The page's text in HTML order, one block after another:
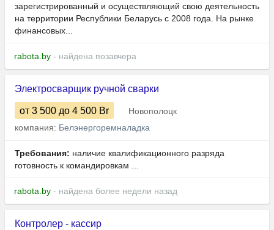
зарегистрированный и осуществляющий свою деятельность
на территории Республики Беларусь с 2008 года. На рынке
финансовых...
rabota.by - найдена позавчера
Электросварщик ручной сварки
от 3 500 до 4 500 Br
Новополоцк
компания: Белэнергоремналадка
Требования: наличие квалификационного разряда
готовность к командировкам ...
rabota.by - найдена более недели назад
Контролер - кассир